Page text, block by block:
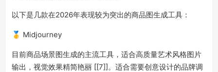
以下是几款在2026年表现较为突出的商品图生成工具：
🥇 Midjourney
目前商品场景图生成的主流工具，适合高质量艺术风格图片
输出，视觉效果精简艳丽 [[7]]。适合需要创意设计的品牌调